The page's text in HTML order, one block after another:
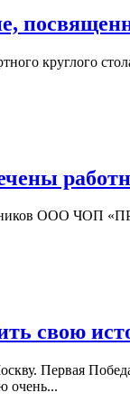
круглого
ООО ЧОП
свою
Москву. Первая
очень...